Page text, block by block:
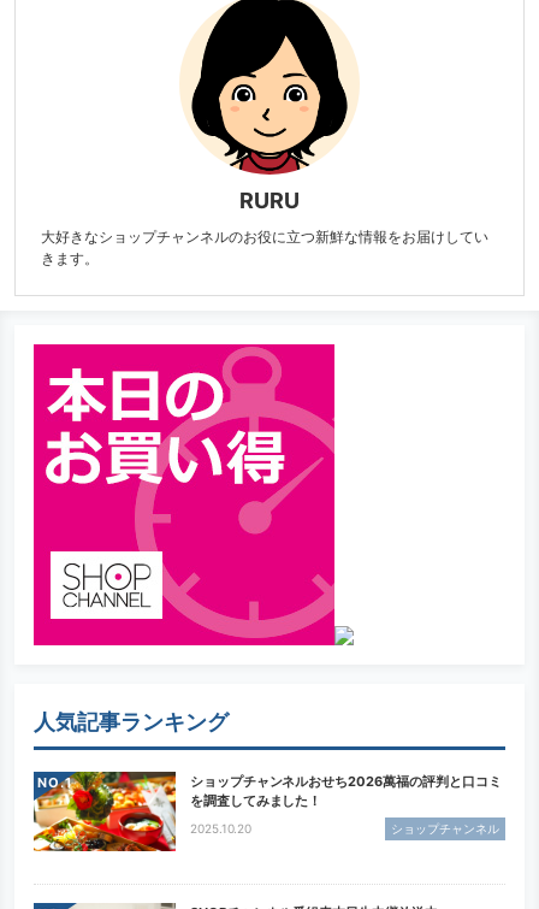
RURU
大好きなショップチャンネルのお役に立つ新鮮な情報をお届けしてい
きます。
人気記事ランキング
NO.
ショップチャンネルおせち2026萬福の評判と口コミ
を調査してみました！
2025.10.20 ショップチャンネル